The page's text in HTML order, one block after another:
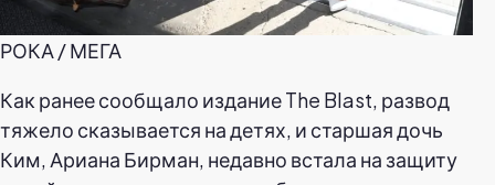
РОКА / МЕГА
Как ранее сообщало издание The Blast, развод
тяжело сказывается на детях, и старшая дочь
Ким, Ариана Бирман, недавно встала на защиту